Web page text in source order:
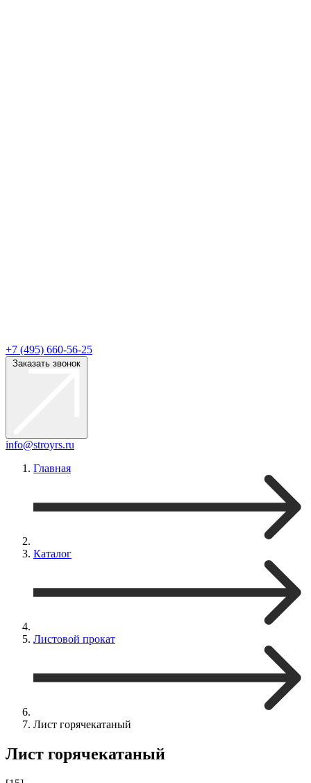
+7 (495) 660-56-25
Заказать звонок
info@stroyrs.ru
Главная
Каталог
Листовой прокат
Лист горячекатаный
Лист горячекатаный